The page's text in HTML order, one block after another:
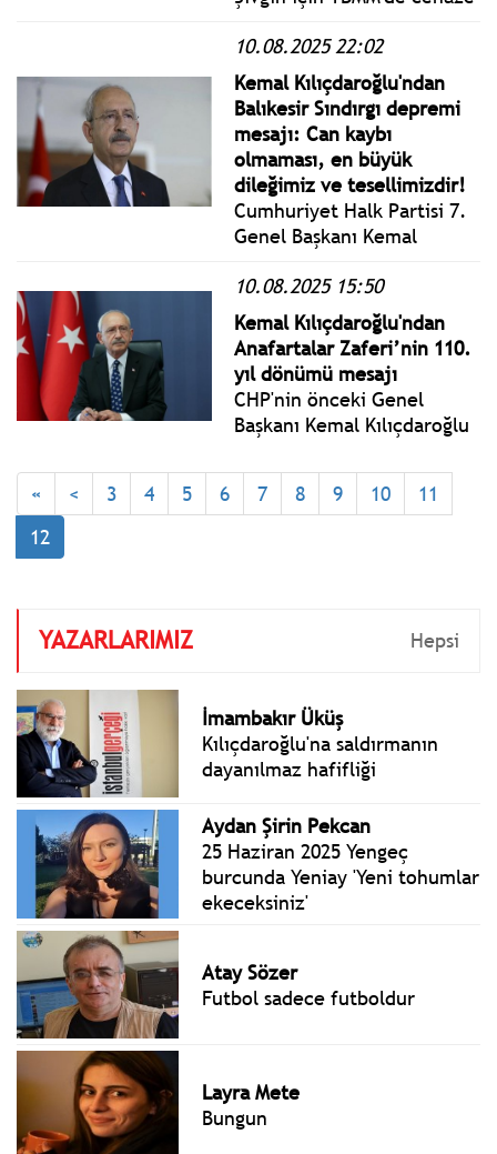
olmadığı bir ülke
diliyorum.
Başkanı Özgür Özel ve
CHP'nin 7. Genel Başkanı
Kemal Kılıçdaroğlu birlikte
katıldı.
10.08.2025 22:02
Kemal Kılıçdaroğlu'ndan
Balıkesir Sındırgı depremi
mesajı: Can kaybı
olmaması, en büyük
dileğimiz ve tesellimizdir!
Cumhuriyet Halk Partisi 7.
Genel Başkanı Kemal
Sındırgı ilçesi merkezli 6.1
şiddetinde meydana gelen
deprem için yayımladığı
mesajında: Can kaybı
olmaması, en büyük
dileğimiz ve tesellimizdir.
10.08.2025 15:50
Kemal Kılıçdaroğlu'ndan
Anafartalar Zaferi’nin 110.
yıl dönümü mesajı
CHP'nin önceki Genel
Başkanı Kemal Kılıçdaroğlu
Milleti’ni boyunduruk
altına almak isteyen
« < 3 4 5 6 7 8 9 10
11
12
YAZARLARIMIZ Hepsi
İmambakır Üküş
Kılıçdaroğlu'na saldırmanın
dayanılmaz hafifliği
Aydan Şirin Pekcan
25 Haziran 2025 Yengeç
burcunda Yeniay 'Yeni tohumlar
ekeceksiniz'
Atay Sözer
Futbol sadece futboldur
Layra Mete
Bungun